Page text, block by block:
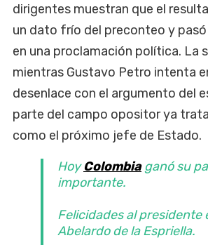
dirigentes muestran que el
un dato frío del preconteo y
en una proclamación política. La
mientras Gustavo Petro intenta
desenlace con el argumento del
parte del campo opositor ya
como el próximo jefe de Estado.
HoyColombiaganó su
importante.
Felicidades al presidente
Abelardo de la Espriella.